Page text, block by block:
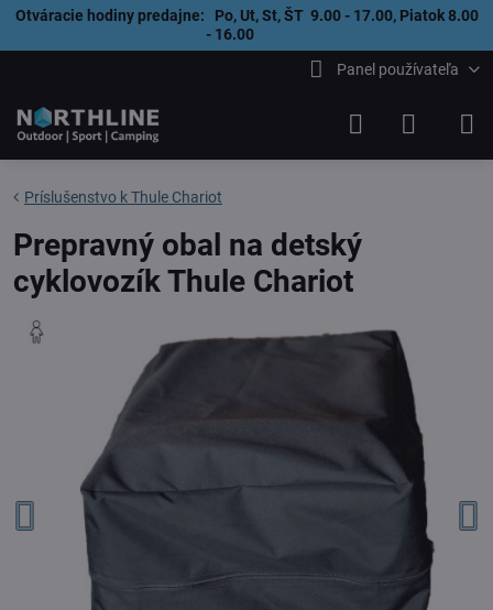
Otváracie hodiny predajne: Po, Ut, St, ŠT 9.00 - 17.00, Piatok 8.00
- 16.00
Panel používateľa
Príslušenstvo k Thule Chariot
Prepravný obal na detský
cyklovozík Thule Chariot